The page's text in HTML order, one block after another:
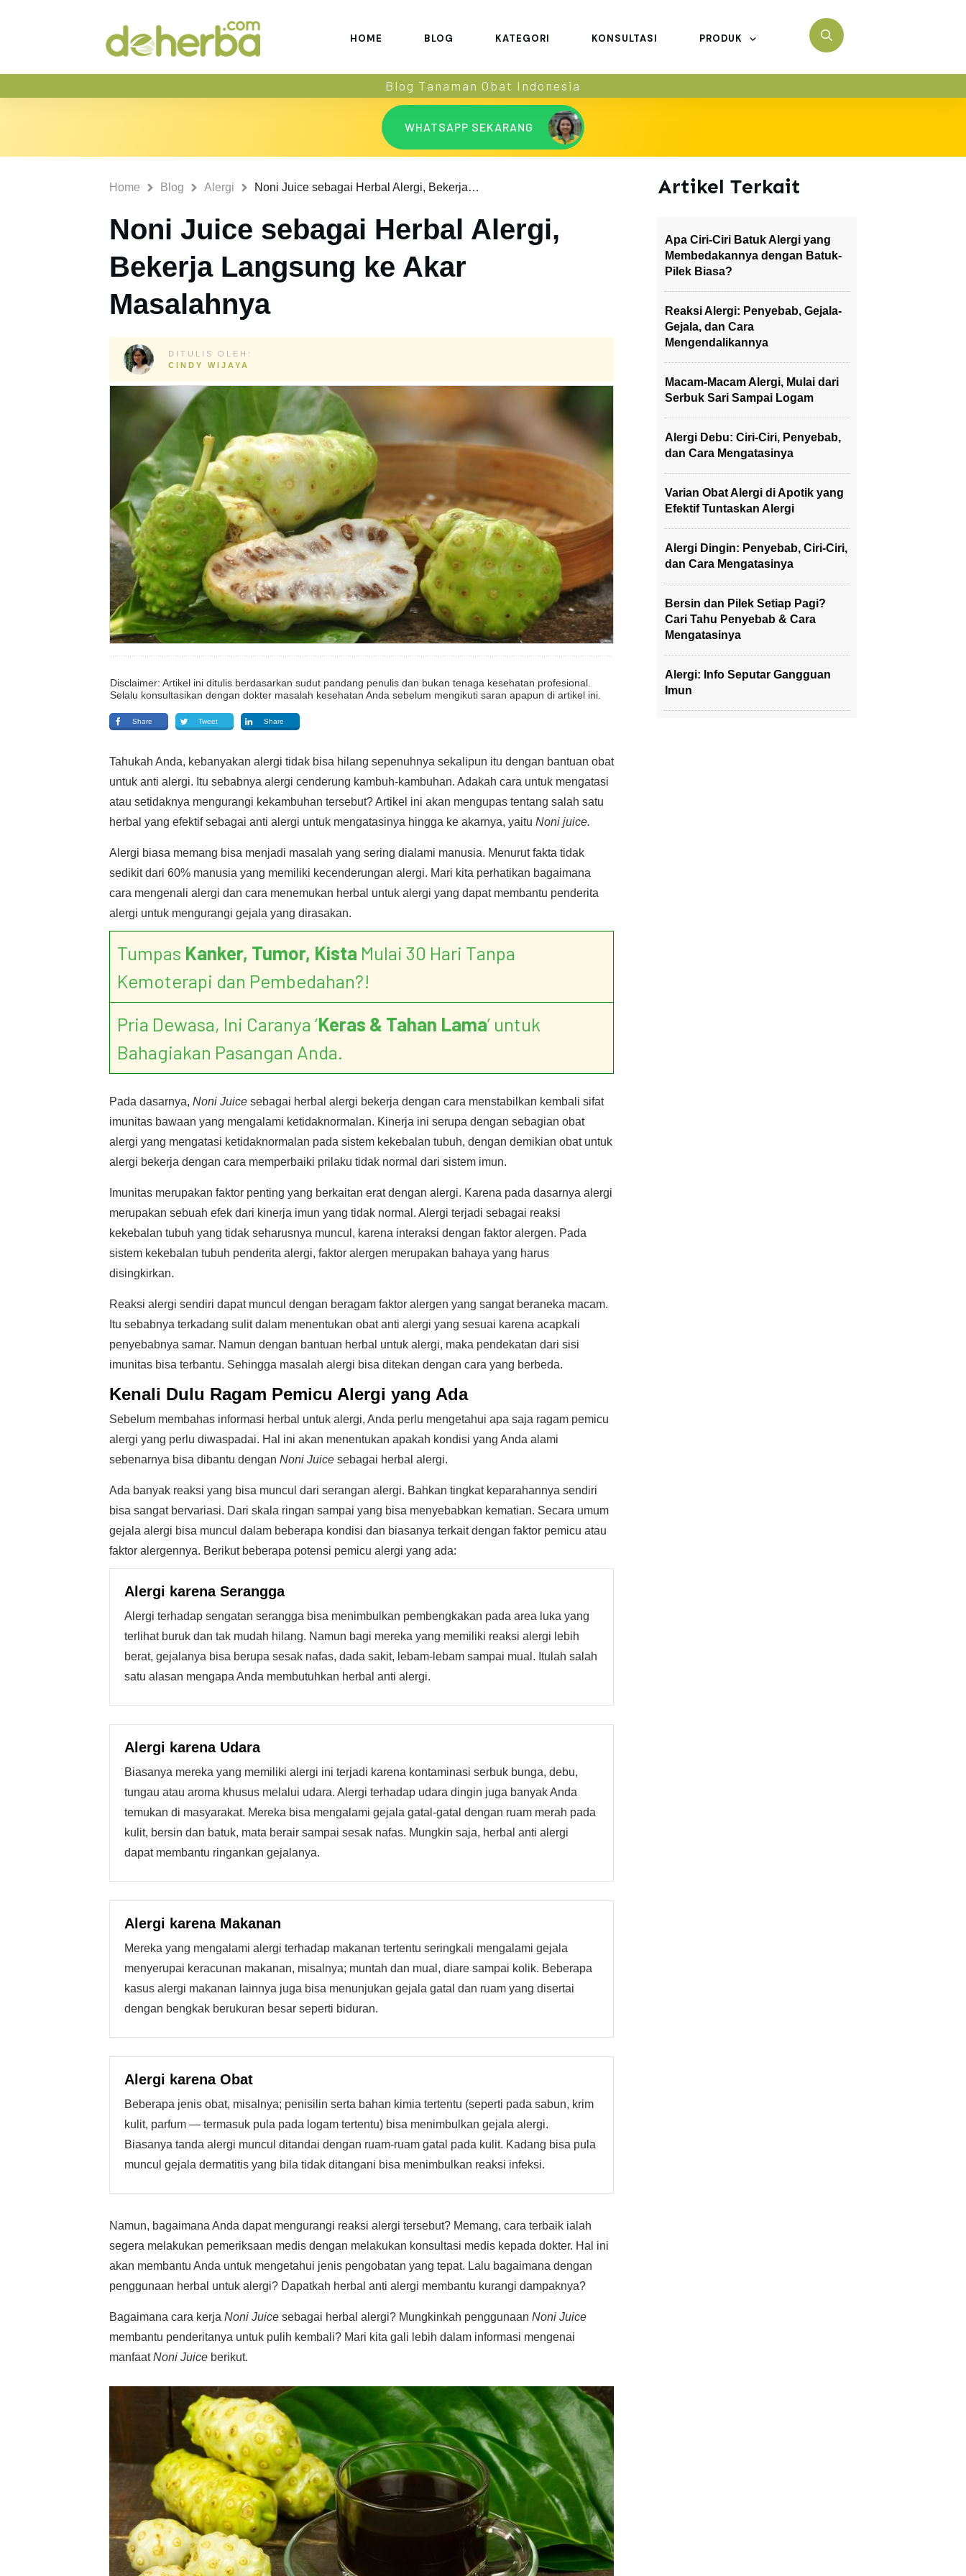
HOME BLOG KATEGORI KONSULTASI PRODUK
Blog Tanaman Obat Indonesia
WHATSAPP SEKARANG
Home Blog Alergi Noni Juice sebagai Herbal Alergi, Bekerja Langsung ke Akar Masalahnya
Noni Juice sebagai Herbal Alergi,
Bekerja Langsung ke Akar
Masalahnya
DITULIS OLEH:
CINDY WIJAYA
Disclaimer: Artikel ini ditulis berdasarkan sudut pandang penulis dan bukan tenaga kesehatan profesional.
Selalu konsultasikan dengan dokter masalah kesehatan Anda sebelum mengikuti saran apapun di artikel ini.
Share Tweet Share
Tahukah Anda, kebanyakan alergi tidak bisa hilang sepenuhnya sekalipun itu dengan bantuan obat
untuk anti alergi. Itu sebabnya alergi cenderung kambuh-kambuhan. Adakah cara untuk mengatasi
atau setidaknya mengurangi kekambuhan tersebut? Artikel ini akan mengupas tentang salah satu
herbal yang efektif sebagai anti alergi untuk mengatasinya hingga ke akarnya, yaitu Noni juice.
Alergi biasa memang bisa menjadi masalah yang sering dialami manusia. Menurut fakta tidak
sedikit dari 60% manusia yang memiliki kecenderungan alergi. Mari kita perhatikan bagaimana
cara mengenali alergi dan cara menemukan herbal untuk alergi yang dapat membantu penderita
alergi untuk mengurangi gejala yang dirasakan.
Tumpas Kanker, Tumor, Kista Mulai 30 Hari Tanpa
Kemoterapi dan Pembedahan?!
Pria Dewasa, Ini Caranya ‘Keras & Tahan Lama’ untuk
Bahagiakan Pasangan Anda.
Pada dasarnya, Noni Juice sebagai herbal alergi bekerja dengan cara menstabilkan kembali sifat
imunitas bawaan yang mengalami ketidaknormalan. Kinerja ini serupa dengan sebagian obat
alergi yang mengatasi ketidaknormalan pada sistem kekebalan tubuh, dengan demikian obat untuk
alergi bekerja dengan cara memperbaiki prilaku tidak normal dari sistem imun.
Imunitas merupakan faktor penting yang berkaitan erat dengan alergi. Karena pada dasarnya alergi
merupakan sebuah efek dari kinerja imun yang tidak normal. Alergi terjadi sebagai reaksi
kekebalan tubuh yang tidak seharusnya muncul, karena interaksi dengan faktor alergen. Pada
sistem kekebalan tubuh penderita alergi, faktor alergen merupakan bahaya yang harus
disingkirkan.
Reaksi alergi sendiri dapat muncul dengan beragam faktor alergen yang sangat beraneka macam.
Itu sebabnya terkadang sulit dalam menentukan obat anti alergi yang sesuai karena acapkali
penyebabnya samar. Namun dengan bantuan herbal untuk alergi, maka pendekatan dari sisi
imunitas bisa terbantu. Sehingga masalah alergi bisa ditekan dengan cara yang berbeda.
Kenali Dulu Ragam Pemicu Alergi yang Ada
Sebelum membahas informasi herbal untuk alergi, Anda perlu mengetahui apa saja ragam pemicu
alergi yang perlu diwaspadai. Hal ini akan menentukan apakah kondisi yang Anda alami
sebenarnya bisa dibantu dengan Noni Juice sebagai herbal alergi.
Ada banyak reaksi yang bisa muncul dari serangan alergi. Bahkan tingkat keparahannya sendiri
bisa sangat bervariasi. Dari skala ringan sampai yang bisa menyebabkan kematian. Secara umum
gejala alergi bisa muncul dalam beberapa kondisi dan biasanya terkait dengan faktor pemicu atau
faktor alergennya. Berikut beberapa potensi pemicu alergi yang ada:
Alergi karena Serangga
Alergi terhadap sengatan serangga bisa menimbulkan pembengkakan pada area luka yang
terlihat buruk dan tak mudah hilang. Namun bagi mereka yang memiliki reaksi alergi lebih
berat, gejalanya bisa berupa sesak nafas, dada sakit, lebam-lebam sampai mual. Itulah salah
satu alasan mengapa Anda membutuhkan herbal anti alergi.
Alergi karena Udara
Biasanya mereka yang memiliki alergi ini terjadi karena kontaminasi serbuk bunga, debu,
tungau atau aroma khusus melalui udara. Alergi terhadap udara dingin juga banyak Anda
temukan di masyarakat. Mereka bisa mengalami gejala gatal-gatal dengan ruam merah pada
kulit, bersin dan batuk, mata berair sampai sesak nafas. Mungkin saja, herbal anti alergi
dapat membantu ringankan gejalanya.
Alergi karena Makanan
Mereka yang mengalami alergi terhadap makanan tertentu seringkali mengalami gejala
menyerupai keracunan makanan, misalnya; muntah dan mual, diare sampai kolik. Beberapa
kasus alergi makanan lainnya juga bisa menunjukan gejala gatal dan ruam yang disertai
dengan bengkak berukuran besar seperti biduran.
Alergi karena Obat
Beberapa jenis obat, misalnya; penisilin serta bahan kimia tertentu (seperti pada sabun, krim
kulit, parfum — termasuk pula pada logam tertentu) bisa menimbulkan gejala alergi.
Biasanya tanda alergi muncul ditandai dengan ruam-ruam gatal pada kulit. Kadang bisa pula
muncul gejala dermatitis yang bila tidak ditangani bisa menimbulkan reaksi infeksi.
Namun, bagaimana Anda dapat mengurangi reaksi alergi tersebut? Memang, cara terbaik ialah
segera melakukan pemeriksaan medis dengan melakukan konsultasi medis kepada dokter. Hal ini
akan membantu Anda untuk mengetahui jenis pengobatan yang tepat. Lalu bagaimana dengan
penggunaan herbal untuk alergi? Dapatkah herbal anti alergi membantu kurangi dampaknya?
Bagaimana cara kerja Noni Juice sebagai herbal alergi? Mungkinkah penggunaan Noni Juice
membantu penderitanya untuk pulih kembali? Mari kita gali lebih dalam informasi mengenai
manfaatNoni Juice berikut.
Artikel Terkait
Apa Ciri-Ciri Batuk Alergi yang
Membedakannya dengan Batuk-
Pilek Biasa?
Reaksi Alergi: Penyebab, Gejala-
Gejala, dan Cara
Mengendalikannya
Macam-Macam Alergi, Mulai dari
Serbuk Sari Sampai Logam
Alergi Debu: Ciri-Ciri, Penyebab,
dan Cara Mengatasinya
Varian Obat Alergi di Apotik yang
Efektif Tuntaskan Alergi
Alergi Dingin: Penyebab, Ciri-Ciri,
dan Cara Mengatasinya
Bersin dan Pilek Setiap Pagi?
Cari Tahu Penyebab & Cara
Mengatasinya
Alergi: Info Seputar Gangguan
Imun